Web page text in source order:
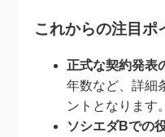
これからの注目ポ
正式な契約発表
年数など、詳細
ントとなります。
ソシエダBでの